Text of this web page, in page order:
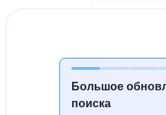
Большое
поиска